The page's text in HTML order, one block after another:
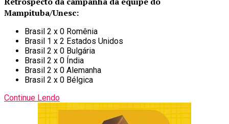
Mampituba/Unesc:
Brasil 2 x 0 Romênia
Brasil 1 x 2 Estados Unidos
Brasil 2 x 0 Bulgária
Brasil 2 x 0 Índia
Brasil 2 x 0 Alemanha
Brasil 2 x 0 Bélgica
Continue Lendo